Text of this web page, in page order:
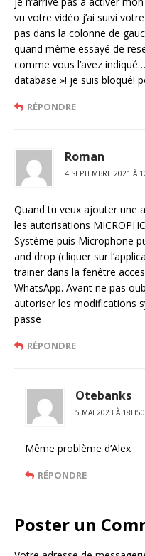
vu votre vidéo j’ai suivi
pas dans la colonne de
quand même essayé de
comme vous l’avez
database »! je suis bloqué!
RÉPONDRE
Roman
4 SEPTEMBRE 2021 À
Quand tu veux ajouter une
les autorisations
Système puis Microphone
and drop (cliquer sur
trainer dans la fenêtre
WhatsApp. Avant ne pas
autoriser les modifications
passe
RÉPONDRE
Otebanks
5 MAI 2023 À 18H50
Même problème d’Alex
RÉPONDRE
Poster un